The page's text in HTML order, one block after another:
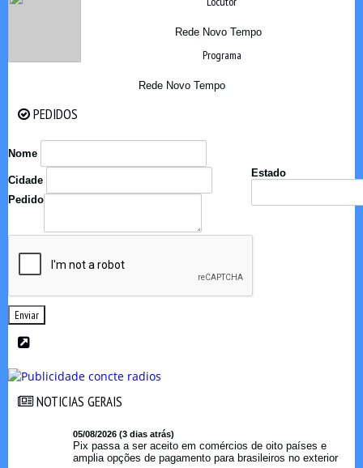
Rede Novo Tempo
Programa
Rede Novo Tempo
PEDIDOS
Nome
Cidade
Estado
Pedido
Enviar
NOTICIAS GERAIS
05/08/2026 (3 dias atrás)
Pix passa a ser aceito em comércios de oito países e
amplia opções de pagamento para brasileiros no exterior